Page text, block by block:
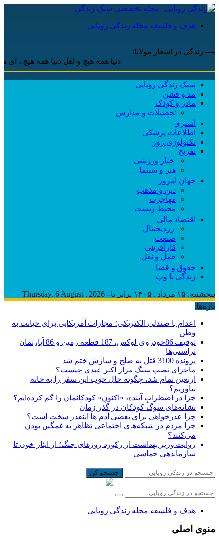
هدف و فلسفه مجله زندگی رویایی
---- زندگی در اشعار مولانا:
دنیا همه هیچ و اهل دنیا همه هیچ ، ‌ای هیچ
سبک زندگی رویایی
مد و فشن
مادر و کودک
تحصیلات و مدارس
آشپزی
اطلاعات پزشکی
تکنولوژی روز
تفریح
اخبار ورزشی
هنر و سینما
جهان امروز
دین و مذهب
مهاجرت
محیط زیست
اقتصاد مالی
ارزدیجیتال
صنعت
کارآفرینی
حمل و نقل
حقوق و قضا
زندگی با وب
پنجشنبه, ۱۵ مرداد , ۱۴۰۵ برابر با - Thursday, 6 August , 2026
تازه‌ها:
اعدام با صندلی الکتریکی؛ مجازات آمریکایی برای خیانت به
وطن
توقیف 86خودروی لوکس، 187 قطعه زمین و 86 آپارتمان
تراستی‌ها
پرونده 3100 قتل به صلح و سازش ختم شد
ماجرای نصب سنگ مزار اکبر عبدی چیست؟
اربعین تمام شد، چگونه حال خوب این سفر را به خانه
بیاوریم؟
چرا در اضطرابِ آینده، «اکنونِ» کودکانمان را گم کرده‌ایم؟
نشانه‌های سوگ کودکان در گذر زمان
چرا عذرخواهی برای بعضی آدم ها اینقدر سخت است؟
چرا مردم در شبکه‌های اجتماعی تظاهر به غمگین بودن
می‌کنند؟
روایت وزیر بهداشت از رکورد روزهای جنگ؛ از ایثار خون تا
سازماندهی حماسی
جستجو کن
هدف و فلسفه مجله زندگی رویایی
منوی اصلی